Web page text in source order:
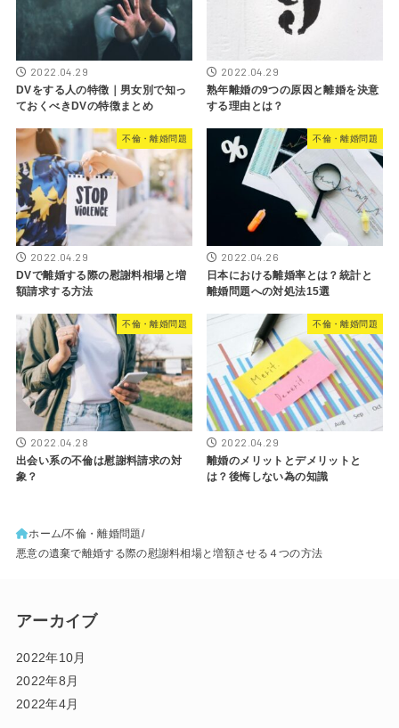
2022.04.29
DVをする人の特徴｜男女別で知っ
ておくべきDVの特徴まとめ
2022.04.29
熟年離婚の9つの原因と離婚を決意
する理由とは？
不倫・離婚問題
2022.04.29
DVで離婚する際の慰謝料相場と増
額請求する方法
不倫・離婚問題
2022.04.26
日本における離婚率とは？統計と
離婚問題への対処法15選
不倫・離婚問題
2022.04.28
出会い系の不倫は慰謝料請求の対
象？
不倫・離婚問題
2022.04.29
離婚のメリットとデメリットと
は？後悔しない為の知識
ホーム 不倫・離婚問題
悪意の遺棄で離婚する際の慰謝料相場と増額させる４つの方法
アーカイブ
2022年10月
2022年8月
2022年4月